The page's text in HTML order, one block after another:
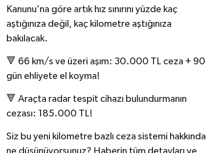
Kanunu'na göre artık hız sınırını yüzde kaç
aştığınıza değil, kaç kilometre aştığınıza
bakılacak.
🔻 66 km/s ve üzeri aşım: 30.000 TL ceza + 90
gün ehliyete el koyma!
🔻 Araçta radar tespit cihazı bulundurmanın
cezası: 185.000 TL!
Siz bu yeni kilometre bazlı ceza sistemi hakkında
ne düşünüyorsunuz? Haberin tüm detayları ve